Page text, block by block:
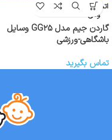
اتمام موج
ودی
گاردن جیم مدل GG۲۵ وسایل
باشگاهی-ورزشی
تماس بگیرید